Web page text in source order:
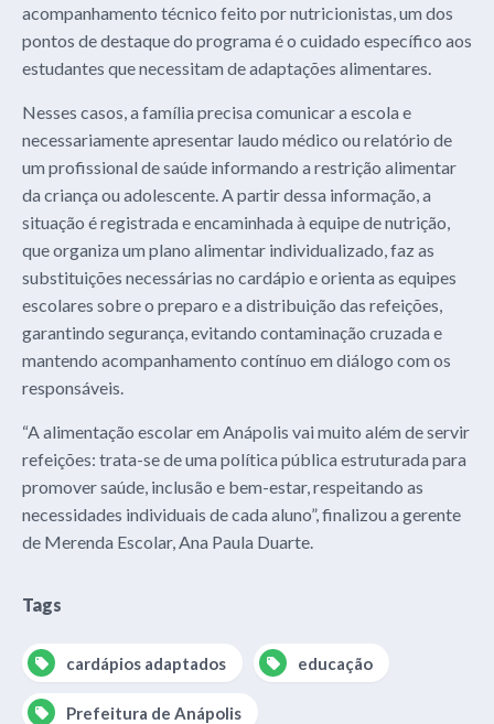
acompanhamento técnico feito por nutricionistas, um dos
pontos de destaque do programa é o cuidado específico aos
estudantes que necessitam de adaptações alimentares.
Nesses casos, a família precisa comunicar a escola e
necessariamente apresentar laudo médico ou relatório de
um profissional de saúde informando a restrição alimentar
da criança ou adolescente. A partir dessa informação, a
situação é registrada e encaminhada à equipe de nutrição,
que organiza um plano alimentar individualizado, faz as
substituições necessárias no cardápio e orienta as equipes
escolares sobre o preparo e a distribuição das refeições,
garantindo segurança, evitando contaminação cruzada e
mantendo acompanhamento contínuo em diálogo com os
responsáveis.
“A alimentação escolar em Anápolis vai muito além de servir
refeições: trata-se de uma política pública estruturada para
promover saúde, inclusão e bem-estar, respeitando as
necessidades individuais de cada aluno”, finalizou a gerente
de Merenda Escolar, Ana Paula Duarte.
Tags
cardápios adaptados educação
Prefeitura de Anápolis